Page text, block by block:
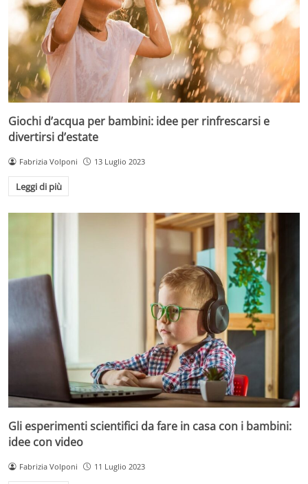
Giochi d’acqua per bambini: idee per rinfrescarsi e
divertirsi d’estate
Fabrizia Volponi 13 Luglio 2023
Leggi di più
Gli esperimenti scientifici da fare in casa con i bambini:
idee con video
Fabrizia Volponi 11 Luglio 2023